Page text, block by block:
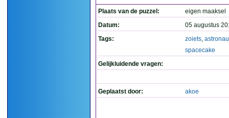
Plaats van de puzzel:
eigen maaksel
Datum:
05 augustus
Tags:
zoiets,
spacecake
Gelijkluidende vragen:
Geplaatst door: akoe